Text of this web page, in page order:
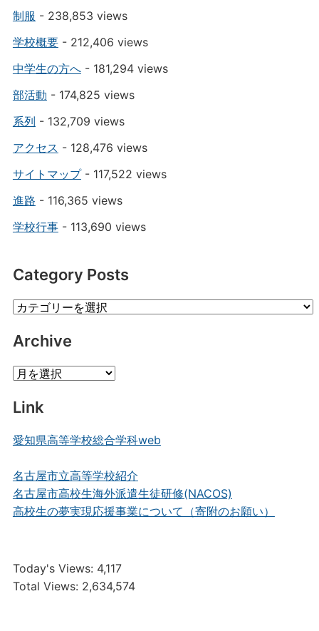
制服 - 238,853 views
学校概要- 212,406 views
中学生の方へ- 181,294 views
部活動 - 174,825 views
系列 - 132,709 views
アクセス - 128,476 views
サイトマップ- 117,522 views
進路 - 116,365 views
学校行事- 113,690 views
Category Posts
Category
Archive
Archive
Link
愛知県高等学校総合学科web
名古屋市立高等学校紹介
名古屋市高校生海外派遣生徒研修(NACOS)
高校生の夢実現応援事業について（寄附のお願い）
Today's Views: 4,117
Total Views: 2,634,574